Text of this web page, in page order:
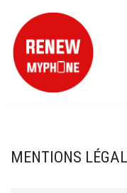
Aller
au
contenu
MENTIONS